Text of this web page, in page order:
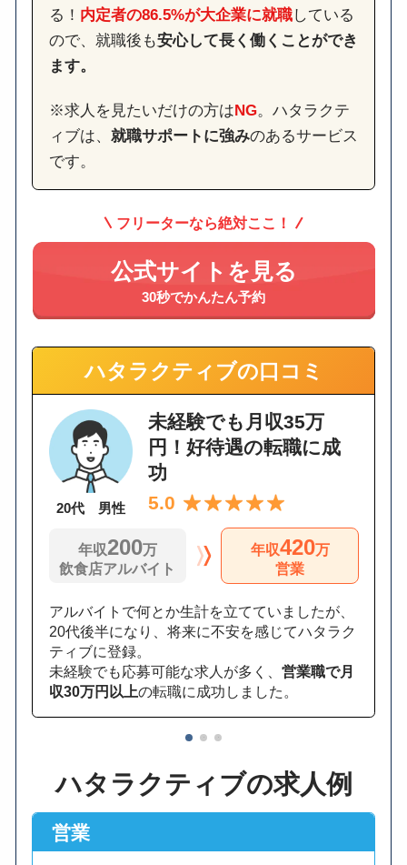
る！ 内定者の86.5%が大企業に就職している
ので、就職後も安心して長く働くことができ
ます。
※求人を見たいだけの方はNG。ハタラクテ
ィブは、 就職サポートに強みのあるサービス
です。
フリーターなら絶対ここ！
公式サイトを見る
30秒でかんたん予約
ハタラクティブの口コミ
20代 男性
未経験でも月収35万
円！好待遇の転職に成
功
5.0
年収200万
飲食店アルバイト
年収420万
営業
アルバイトで何とか生計を立てていましたが、
20代後半になり、将来に不安を感じてハタラク
ティブに登録。
未経験でも応募可能な求人が多く、 営業職で月
収30万円以上の転職に成功しました。
ハタラクティブの求人例
営業